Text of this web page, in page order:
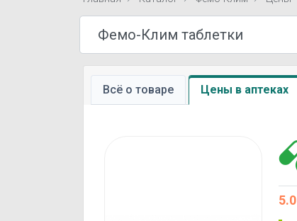
Всё о товаре Цены в аптеках
5.0